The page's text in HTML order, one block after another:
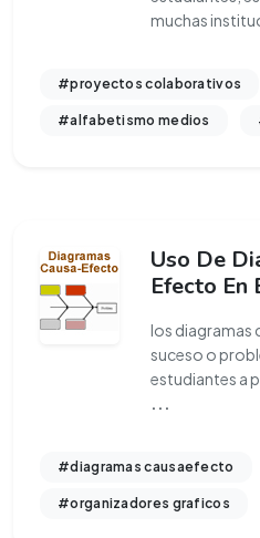
muchas
#proyectos colaborativos
#alfabetismo medios
Uso De
Efecto En
los diagramas
suceso o
estudiantes a
...
#diagramas causaefecto
#organizadores graficos